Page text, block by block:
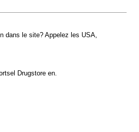
dans le site? Appelez les USA,
Drugstore en.